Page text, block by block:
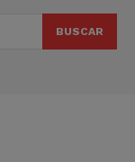
BUSCAR